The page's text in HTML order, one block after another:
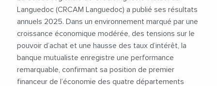
Languedoc (CRCAM Languedoc) a publié ses résultats
annuels 2025. Dans un environnement marqué par une
croissance économique modérée, des tensions sur le
pouvoir d’achat et une hausse des taux d’intérêt, la
banque mutualiste enregistre une performance
remarquable, confirmant sa position de premier
financeur de l’économie des quatre départements